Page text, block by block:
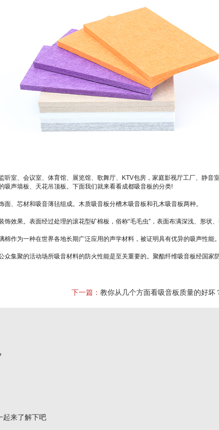
听室、会议室、体育馆、展览馆、歌舞厅、KTV包房，家庭影视厅工厂、静音
声墙板、天花吊顶板。下面我们就来看看成都吸音板的分类!
芯材和吸音薄毡组成。木质吸音板分槽木吸音板和孔木吸音板两种。
果。表面经过处理的滚花型矿棉板，俗称“毛毛虫”，表面布满深浅、形状
为一种在世界各地长期广泛应用的声学材料，被证明具有优异的吸声性能
聚的活动场所吸音材料的防火性能是至关重要的。聚酯纤维吸音板经国家
下一篇： 教你从几个方面看吸音板质量的好坏
起来了解下吧